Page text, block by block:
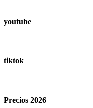
youtube
tiktok
Precios 2026